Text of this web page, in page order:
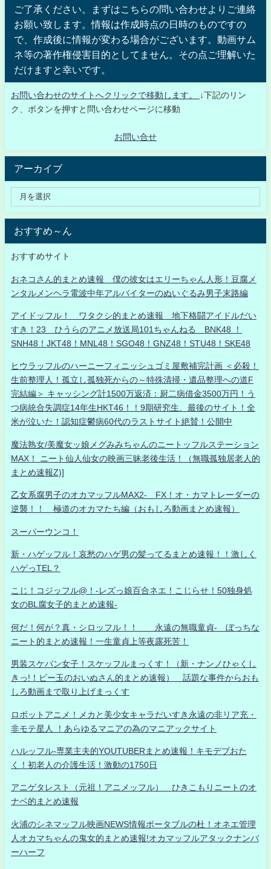
ご了承ください。まずはこちらの問い合わせよりご連絡
お願い致します。情報は作成時点の日時のものですの
で、作成後に情報が変わる場合がございます。動画サム
ネ等の著作権侵害目的としてません。その点ご理解いた
だけますと幸いです。
お問い合わせのサイトへクリックで移動します。
↓下記のリン
ク、ボタンを押すと問い合わせページに移動
お問い合せ
アーカイブ
おすすめ～ん
おすすめサイト
おネコさん的まとめ速報 僕の彼女はエリーちゃん人形！豆腐メ
ンタルメンヘラ電波中年アルバイターのぬいぐるみ男子末路編
アイドッフル！ ワタクシ的まとめ速報 地下格闘アイドルだい
すき！23 ひうらのアニメ放送局101ちゃんねる BNK48 ！
SNH48！JKT48！MNL48！SGO48！GNZ48！STU48！SKE48
ヒウラッフルのハーニーフィニッシュゴミ屋敷補完計画 ＜必殺！
生前整理人！孤立し孤独死からの～特殊清掃・遺品整理への道F
完結編＞ キャッシング計1500万返済：厨二病借金3500万円！う
つ病統合失調症14年生HKT46！！9期研究生、最後のサイト！全
米が泣いた！認知症鬱病60代のラストサイト絶賛！公開中
魔法熟女/美魔女ッ娘メグみみちゃんのニートッフルステーション
MAX！ ニート仙人仙女の映画三昧老後生活！（無職孤独居老人的
まとめ速報Z)]
乙女系腐男子のオカマッフルMAX2- FX！オ・カマトレーダーの
逆襲！！ 極道のオカマたち編（おもしろ動画まとめ速報）
スーパーウンコ！
新・ハゲッフル！哀愁のハゲ男の髪ってるまとめ速報！！激しく
ハゲっTEL？
こじ！コジッフル@！-レズっ娘百合ネエ！こじらせ！50独身処
女のBL腐女子的まとめ速報-
何だ！何が？真・シロッフル！！ 永遠の無職童貞- ぼっちな
ニート的まとめ速報！一生童貞上等夜露死苦！
男装スケバン女子！スケッフルまっくす！（新・ナンノひゃくし
きっ!！ビー玉のおいぬさん的まとめ速報） 話題な事件からおも
しろ動画まで取り上げまっくす
ロボットアニメ！メカと美少女キャラだいすき永遠の非リア充・
非モテ星人 ！あらゆるマニアの為のマニアックサイト
ハルッフル-専業主夫的YOUTUBERまとめ速報！キモデブおた
く！初老人の介護生活！激動の1750日
アニゲタレスト（元祖！アニメッフル） ひきこもりニートのオ
ナベ的まとめ速報
火浦のシネマッフル映画NEWS情報ポータブルの杜！オネエ管理
人オカマちゃんの鬼女的まとめ速報!オカマッフルアタックナンバ
ーハーフ